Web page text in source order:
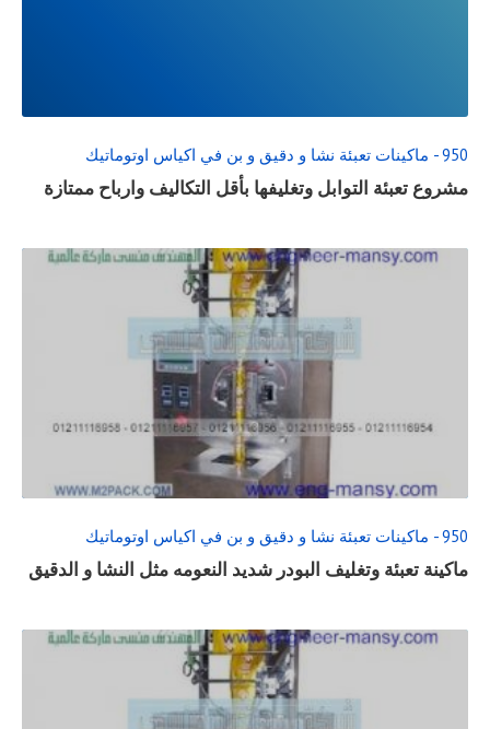
950 - ماكينات تعبئة نشا و دقيق و بن في اكياس اوتوماتيك
مشروع تعبئة التوابل وتغليفها بأقل التكاليف وارباح ممتازة
READ
FULL
POST
950 - ماكينات تعبئة نشا و دقيق و بن في اكياس اوتوماتيك
ماكينة تعبئة وتغليف البودر شديد النعومه مثل النشا و الدقيق